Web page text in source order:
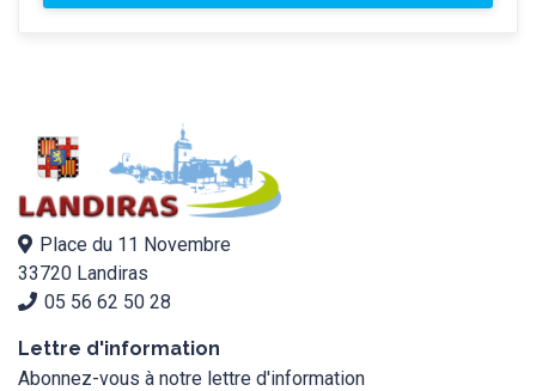
Place du 11 Novembre
33720 Landiras
05 56 62 50 28
Lettre d'information
Abonnez-vous à notre lettre d'information